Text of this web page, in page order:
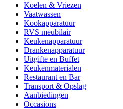
Koelen & Vriezen
Vaatwassen
Kookapparatuur
RVS meubilair
Keukenapparatuur
Drankenapparatuur
Uitgifte en Buffet
Keukenmaterialen
Restaurant en Bar
Transport & Opslag
Aanbiedingen
Occasions